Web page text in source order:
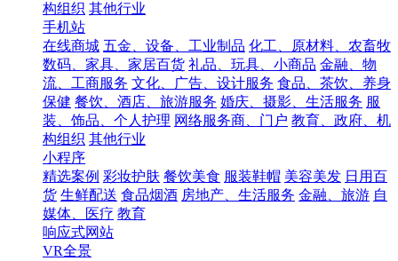
构组织 其他行业
手机站
在线商城 五金、设备、工业制品 化工、原材料、农畜牧
数码、家具、家居百货 礼品、玩具、小商品 金融、物
流、工商服务 文化、广告、设计服务 食品、茶饮、养身
保健 餐饮、酒店、旅游服务 婚庆、摄影、生活服务 服
装、饰品、个人护理 网络服务商、门户 教育、政府、机
构组织 其他行业
小程序
精选案例 彩妆护肤 餐饮美食 服装鞋帽 美容美发 日用百
货 生鲜配送 食品烟酒 房地产、生活服务 金融、旅游 自
媒体、医疗 教育
响应式网站
VR全景